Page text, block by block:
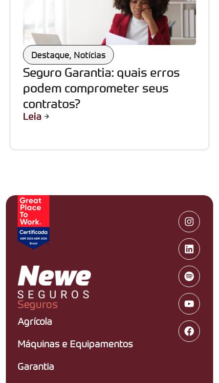
Destaque, Notícias
Seguro Garantia: quais erros
podem comprometer seus
contratos?
Leia
Seguros
Agrícola
Máquinas e Equipamentos
Garantia